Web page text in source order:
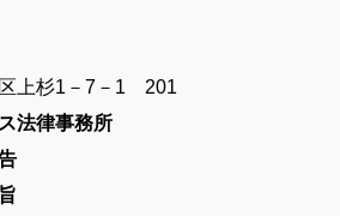
上杉1－7－1 201
法律事務所
旨